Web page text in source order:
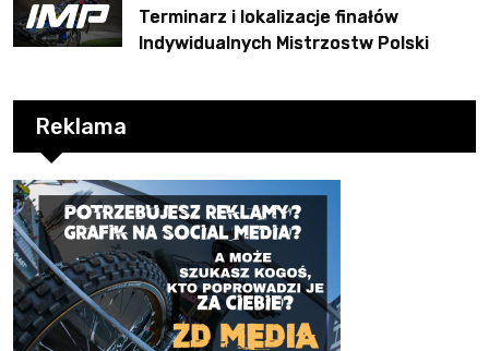
Terminarz i lokalizacje finałów
Indywidualnych Mistrzostw Polski
Reklama